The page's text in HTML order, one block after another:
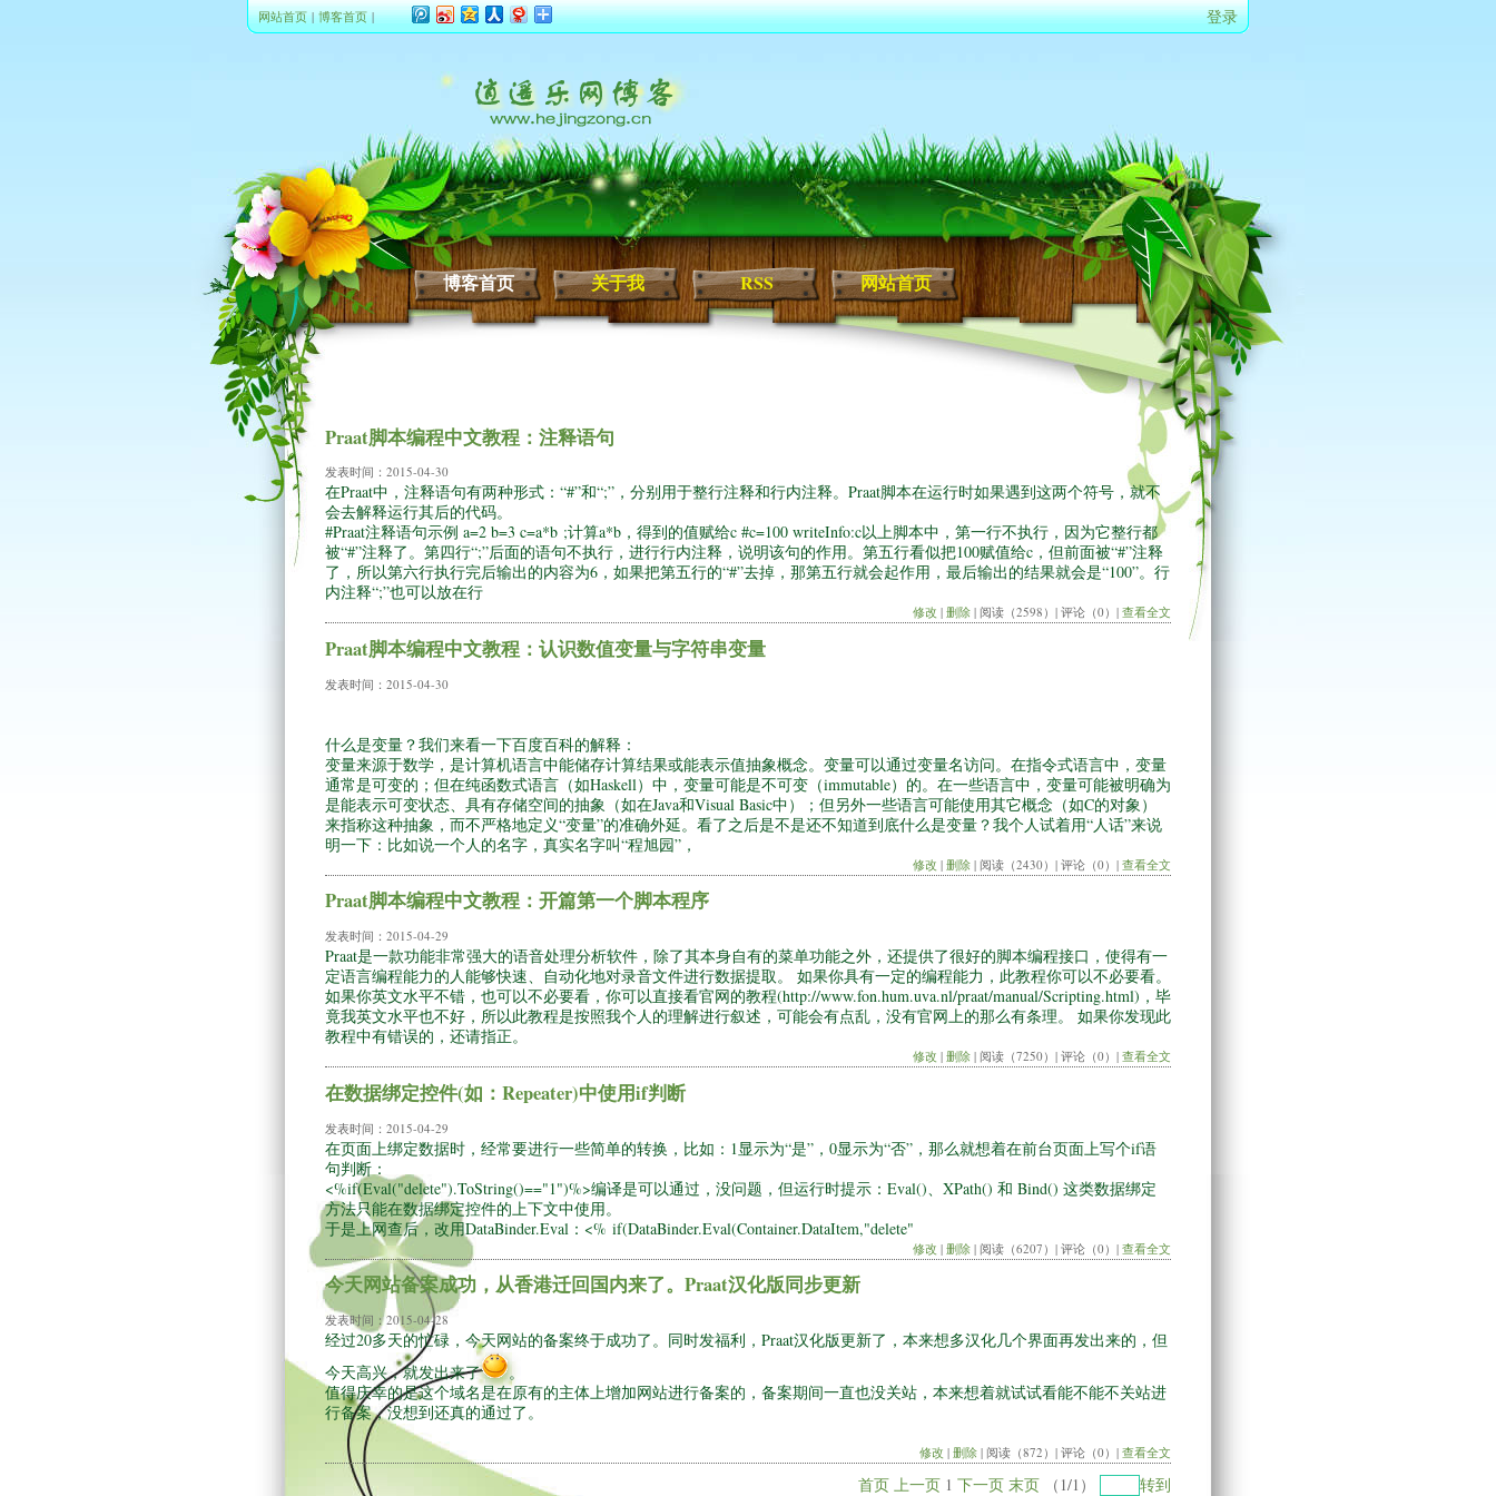
网站首页|博客首页| 登录
博客首页 关于我 RSS 网站首页
Praat脚本编程中文教程：注释语句
发表时间： 2015-04-30
在Praat中，注释语句有两种形式：“#”和“;”，分别用于整行注释和行内注释。Praat脚本在运行时如果遇到这两个符号，就不
会去解释运行其后的代码。
#Praat注释语句示例 a=2 b=3 c=a*b ;计算a*b，得到的值赋给c #c=100 writeInfo:c以上脚本中，第一行不执行，因为它整行都
被“#”注释了。第四行“;”后面的语句不执行，进行行内注释，说明该句的作用。第五行看似把100赋值给c，但前面被“#”注释
了，所以第六行执行完后输出的内容为6，如果把第五行的“#”去掉，那第五行就会起作用，最后输出的结果就会是“100”。行
内注释“;”也可以放在行
修改 | 删除 | 阅读（2598）| 评论（0）| 查看全文
Praat脚本编程中文教程：认识数值变量与字符串变量
发表时间： 2015-04-30
什么是变量？我们来看一下百度百科的解释：
变量来源于数学，是计算机语言中能储存计算结果或能表示值抽象概念。变量可以通过变量名访问。在指令式语言中，变量
通常是可变的；但在纯函数式语言（如Haskell）中，变量可能是不可变（immutable）的。在一些语言中，变量可能被明确为
是能表示可变状态、具有存储空间的抽象（如在Java和Visual Basic中）；但另外一些语言可能使用其它概念（如C的对象）
来指称这种抽象，而不严格地定义“变量”的准确外延。看了之后是不是还不知道到底什么是变量？我个人试着用“人话”来说
明一下：比如说一个人的名字，真实名字叫“程旭园”，
修改 | 删除 | 阅读（2430）| 评论（0）| 查看全文
Praat脚本编程中文教程：开篇第一个脚本程序
发表时间： 2015-04-29
Praat是一款功能非常强大的语音处理分析软件，除了其本身自有的菜单功能之外，还提供了很好的脚本编程接口，使得有一
定语言编程能力的人能够快速、自动化地对录音文件进行数据提取。 如果你具有一定的编程能力，此教程你可以不必要看。
如果你英文水平不错，也可以不必要看，你可以直接看官网的教程(http://www.fon.hum.uva.nl/praat/manual/Scripting.html)，毕
竟我英文水平也不好，所以此教程是按照我个人的理解进行叙述，可能会有点乱，没有官网上的那么有条理。 如果你发现此
教程中有错误的，还请指正。
修改 | 删除 | 阅读（7250）| 评论（0）| 查看全文
在数据绑定控件(如：Repeater)中使用if判断
发表时间： 2015-04-29
在页面上绑定数据时，经常要进行一些简单的转换，比如：1显示为“是”，0显示为“否”，那么就想着在前台页面上写个if语
句判断：
<%if(Eval("delete").ToString()=="1")%>编译是可以通过，没问题，但运行时提示：Eval()、XPath() 和 Bind() 这类数据绑定
方法只能在数据绑定控件的上下文中使用。
于是上网查后，改用DataBinder.Eval：<% if(DataBinder.Eval(Container.DataItem,"delete"
修改 | 删除 | 阅读（6207）| 评论（0）| 查看全文
今天网站备案成功，从香港迁回国内来了。Praat汉化版同步更新
发表时间：2015-04-28
经过20多天的忙碌，今天网站的备案终于成功了。同时发福利，Praat汉化版更新了，本来想多汉化几个界面再发出来的，但
今天高兴，就发出来了
。
值得庆幸的是这个域名是在原有的主体上增加网站进行备案的，备案期间一直也没关站，本来想着就试试看能不能不关站进
行备案，没想到还真的通过了。
修改 | 删除 | 阅读（872）| 评论（0）| 查看全文
首页 上一页 1 下一页 末页 （ 1/1 ） 转到